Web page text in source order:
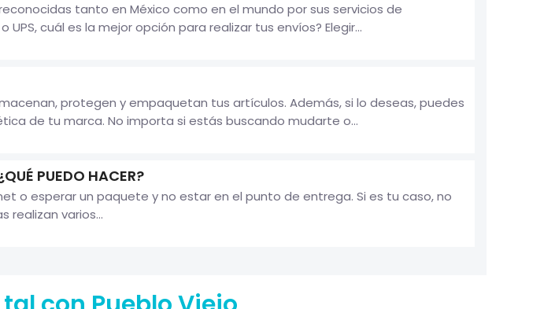
tanto en México como en el mundo por sus servicios de
cuál es la mejor opción para realizar tus envíos? Elegir...
protegen y empaquetan tus artículos. Además, si lo deseas, puedes
de tu marca. No importa si estás buscando mudarte o...
PUEDO HACER?
o esperar un paquete y no estar en el punto de entrega. Si es tu caso, no
realizan varios...